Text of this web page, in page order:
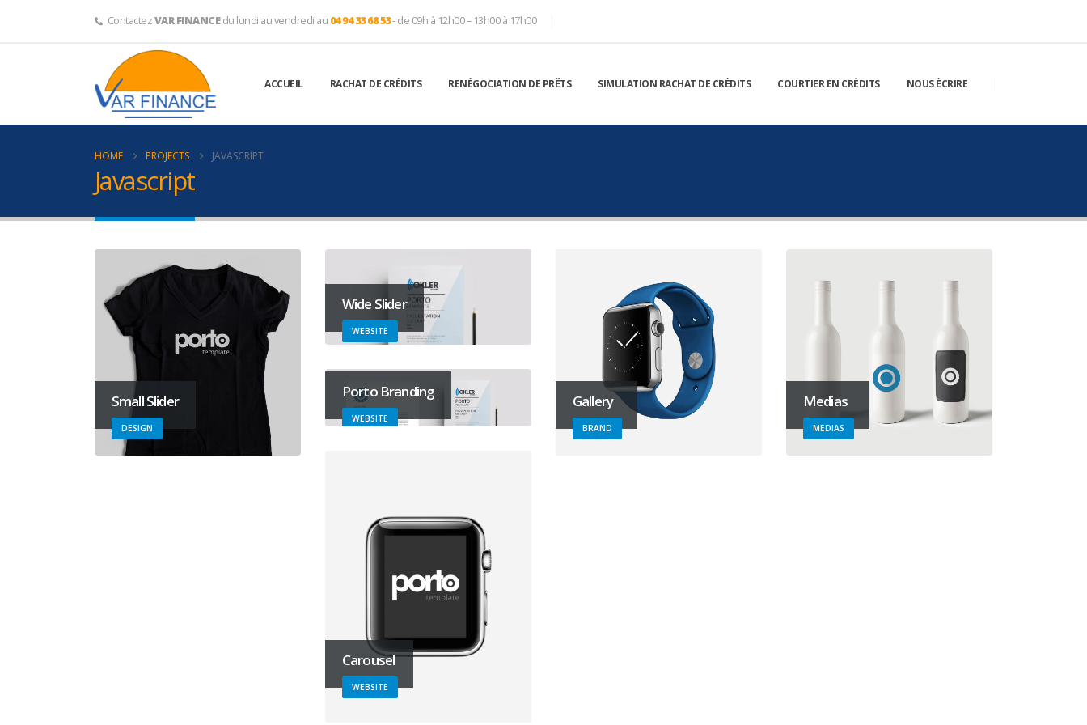
ContactezVAR FINANCEdu lundi au vendredi au 04 94 33 68 53- de 09h à 12h00 – 13h00 à 17h00
ACCUEIL RACHAT DE CRÉDITS RENÉGOCIATION DE PRÊTS SIMULATION RACHAT DE CRÉDITS COURTIER EN CRÉDITS NOUS ÉCRIRE
HOME PROJECTS JAVASCRIPT
Javascript
Small Slider
DESIGN
Wide Slider
WEBSITE
Gallery
BRAND
Medias
MEDIAS
Porto Branding
WEBSITE
Carousel
WEBSITE